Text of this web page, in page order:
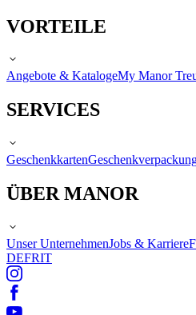
VORTEILE
Angebote & KatalogeMy Manor
SERVICES
Geschenkkarten
ÜBER MANOR
Unser UnternehmenJobs & Karriere
DEFRIT